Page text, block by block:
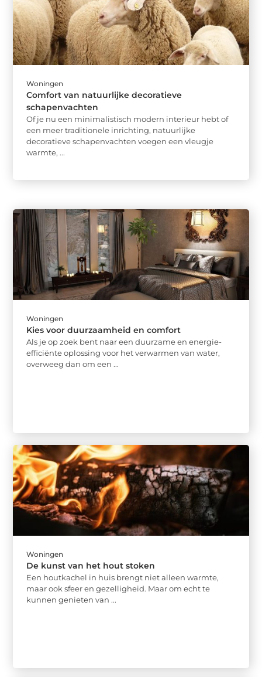
Woningen
Comfort van natuurlijke decoratieve
schapenvachten
Of je nu een minimalistisch modern interieur hebt of
een meer traditionele inrichting, natuurlijke
decoratieve schapenvachten voegen een vleugje
warmte, ...
Woningen
Kies voor duurzaamheid en comfort
Als je op zoek bent naar een duurzame en energie-
efficiënte oplossing voor het verwarmen van water,
overweeg dan om een ...
Woningen
De kunst van het hout stoken
Een houtkachel in huis brengt niet alleen warmte,
maar ook sfeer en gezelligheid. Maar om echt te
kunnen genieten van ...